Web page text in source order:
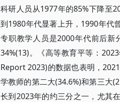
科研人员从1977年的85%下降至
到1980年代显著上升，1990年代
专职教学人员是2000年代前后新
34%(13)。《高等教育平等：
Report 2023)的数据也表明，
学教师的第二大(34.6%)和第三大
长到2023年的约三分之一，尤其